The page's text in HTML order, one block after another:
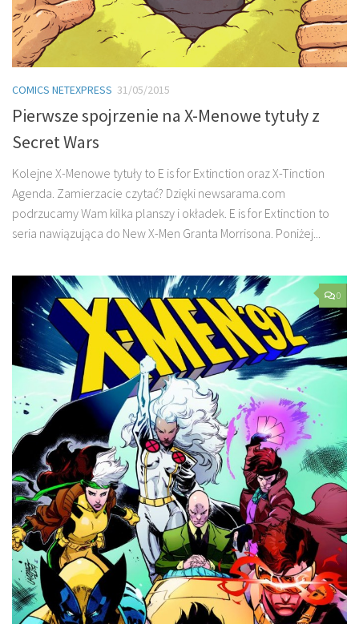
COMICS NETEXPRESS 31/05/2015
Pierwsze spojrzenie na X-Menowe tytuły z
Secret Wars
Kolejne X-Menowe tytuły to E is for Extinction oraz X-Tinction
Agenda. Zamierzacie czytać? Dzięki newsarama.com
podrzucamy Wam kilka planszy i okładek. E is for Extinction to
seria nawiązująca do New X-Men Granta Morrisona. Poniżej...
0